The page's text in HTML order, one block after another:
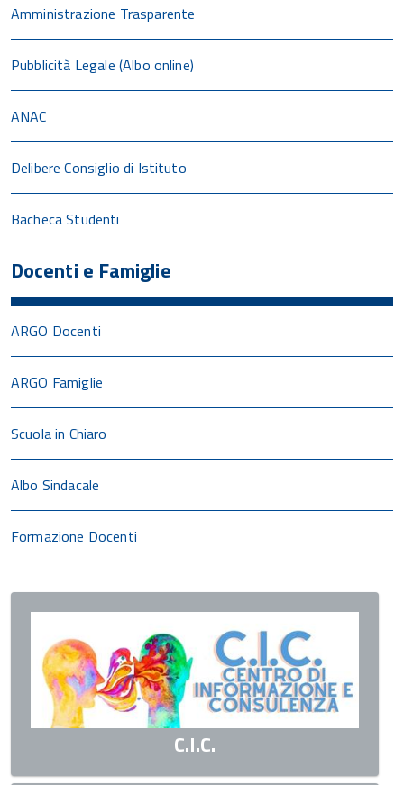
Amministrazione Trasparente
Pubblicità Legale (Albo online)
ANAC
Delibere Consiglio di Istituto
Bacheca Studenti
Docenti e Famiglie
ARGO Docenti
ARGO Famiglie
Scuola in Chiaro
Albo Sindacale
Formazione Docenti
C.I.C.